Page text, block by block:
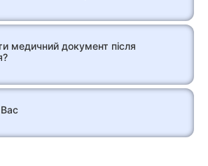
медичний документ після
Вас